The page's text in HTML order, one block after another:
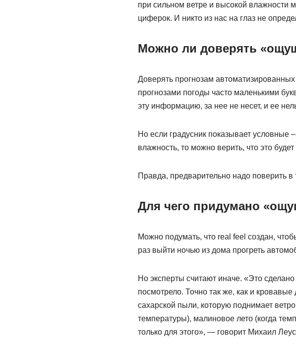
при сильном ветре и высокой влажности
циферок. И никто из нас на глаз не
Можно ли доверять
Доверять прогнозам
прогнозами погоды часто маленькими
эту информацию, за нее не несет, и ее
Но если градусник показывает условные
влажность, то можно верить, что это
Правда, предварительно надо поверить в
Для чего придумано
Можно подумать, что real feel создан,
раз выйти ночью из дома прогреть
Но эксперты считают иначе. «Это
посмотрело. Точно так же, как и
сахарской пыли, которую поднимает
температуры), малиновое лето (когда
только для этого», — говорит Михаил